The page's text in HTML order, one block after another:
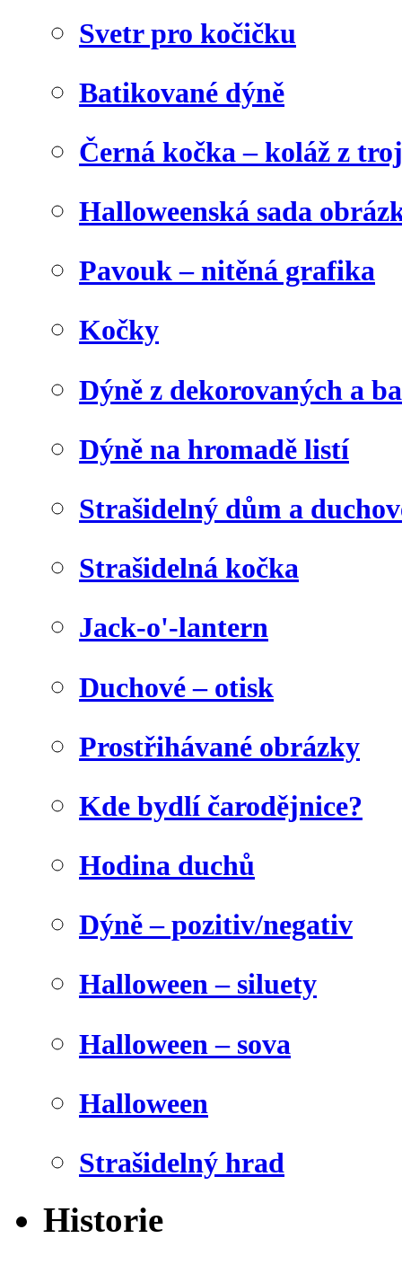
Svetr pro kočičku
Batikované dýně
Černá kočka – koláž z
Halloweenská sada
Pavouk – nitěná grafika
Kočky
Dýně z dekorovaných a
Dýně na hromadě listí
Strašidelný dům a
Strašidelná kočka
Jack-o'-lantern
Duchové – otisk
Prostřihávané obrázky
Kde bydlí čarodějnice?
Hodina duchů
Dýně – pozitiv/negativ
Halloween – siluety
Halloween – sova
Halloween
Strašidelný hrad
Historie